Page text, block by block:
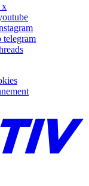
x
telegram